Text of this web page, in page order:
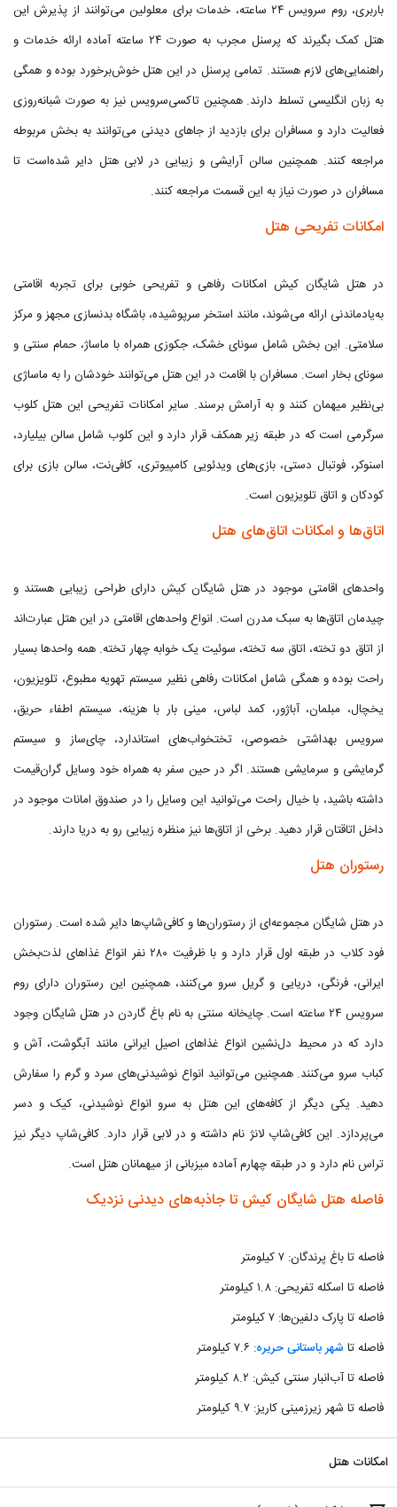
باربری، روم سرویس ۲۴ ساعته، خدمات برای معلولین می‌توانند از پذیرش این
هتل کمک بگیرند که پرسنل مجرب به صورت ۲۴ ساعته آماده ارائه خدمات و
راهنمایی‌های لازم هستند. تمامی پرسنل در این هتل خوش‌برخورد بوده و همگی
به زبان انگلیسی تسلط دارند. همچنین تاکسی‌سرویس نیز به صورت شبانه‌روزی
فعالیت دارد و مسافران برای بازدید از جاهای دیدنی می‌توانند به بخش مربوطه
مراجعه کنند. همچنین سالن آرایشی و زیبایی در لابی هتل دایر شده‌است تا
مسافران در صورت نیاز به این قسمت مراجعه کنند.
امکانات تفریحی هتل
در هتل شایگان کیش امکانات رفاهی و تفریحی خوبی برای تجربه اقامتی
به‌یادماندنی ارائه می‌شوند، مانند استخر سرپوشیده، باشگاه بدنسازی مجهز و مرکز
سلامتی. این بخش شامل سونای خشک، جکوزی همراه با ماساژ، حمام سنتی و
سونای بخار است. مسافران با اقامت در این هتل می‌توانند خودشان را به ماساژی
بی‌نظیر میهمان کنند و به آرامش برسند. سایر امکانات تفریحی این هتل کلوب
سرگرمی است که در طبقه زیر همکف قرار دارد و این کلوب شامل سالن بیلیارد،
اسنوکر، فوتبال دستی، بازی‌های ویدئویی کامپیوتری، کافی‌نت، سالن بازی برای
کودکان و اتاق تلویزیون است.
اتاق‌ها و امکانات اتاق‌های هتل
واحدهای اقامتی موجود در هتل شایگان کیش دارای طراحی زیبایی هستند و
چیدمان اتاق‌ها به سبک مدرن است. انواع واحدهای اقامتی در این هتل عبارت‌اند
از اتاق دو تخته، اتاق سه تخته، سوئيت یک خوابه چهار تخته. همه واحدها بسیار
راحت بوده و همگی شامل امکانات رفاهی نظیر سیستم تهویه مطبوع، تلویزیون،
یخچال، مبلمان، آباژور، کمد لباس، مینی بار با هزینه، سیستم اطفاء حریق،
سرویس بهداشتی خصوصی، تختخواب‌های استاندارد، چای‌ساز و سیستم
گرمایشی و سرمایشی هستند. اگر در حین سفر به همراه خود وسایل گران‌قیمت
داشته باشید، با خیال راحت می‌توانید این وسایل را در صندوق امانات موجود در
داخل اتاقتان قرار دهید. برخی از اتاق‌ها نیز منظره زیبایی رو به دریا دارند.
رستوران هتل
در هتل شایگان مجموعه‌ای از رستوران‌ها و کافی‌شاپ‌ها دایر شده است. رستوران
فود کلاب در طبقه اول قرار دارد و با ظرفیت ۲۸۰ نفر انواع غذاهای لذت‌بخش
ایرانی، فرنگی، دریایی و گریل سرو می‌کنند، همچنین این رستوران دارای روم
سرویس ۲۴ ساعته است. چایخانه سنتی به نام باغ گاردن در هتل شایگان وجود
دارد که در محیط دل‌نشین انواع غذاهای اصیل ایرانی مانند آبگوشت، آش و
کباب سرو می‌کنند. همچنین می‌توانید انواع نوشیدنی‌های سرد و گرم را سفارش
دهید. یکی دیگر از کافه‌های این هتل به سرو انواع نوشیدنی، کیک و دسر
می‌پردازد. این کافی‌شاپ لانژ نام داشته و در لابی قرار دارد. کافی‌شاپ دیگر نیز
تراس نام دارد و در طبقه چهارم آماده میزبانی از میهمانان هتل است.
فاصله هتل شایگان کیش تا جاذبه‌های دیدنی نزدیک
فاصله تا باغ پرندگان: ۷ کیلومتر
فاصله تا اسکله تفریحی: ۱.۸ کیلومتر
فاصله تا پارک دلفین‌ها: ۷ کیلومتر
فاصله تا شهر باستانی حریره: ۷.۶ کیلومتر
فاصله تا آب‌انبار سنتی کیش: ۸.۲ کیلومتر
فاصله تا شهر زیرزمینی کاریز: ۹.۷ کیلومتر
امکانات هتل